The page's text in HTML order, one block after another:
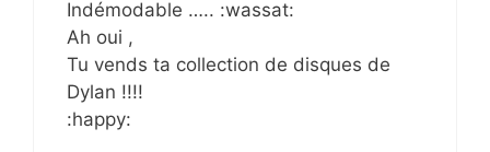
Indémodable ….. :wassat:
Ah oui ,
Tu vends ta collection de disques de
Dylan !!!!
:happy: